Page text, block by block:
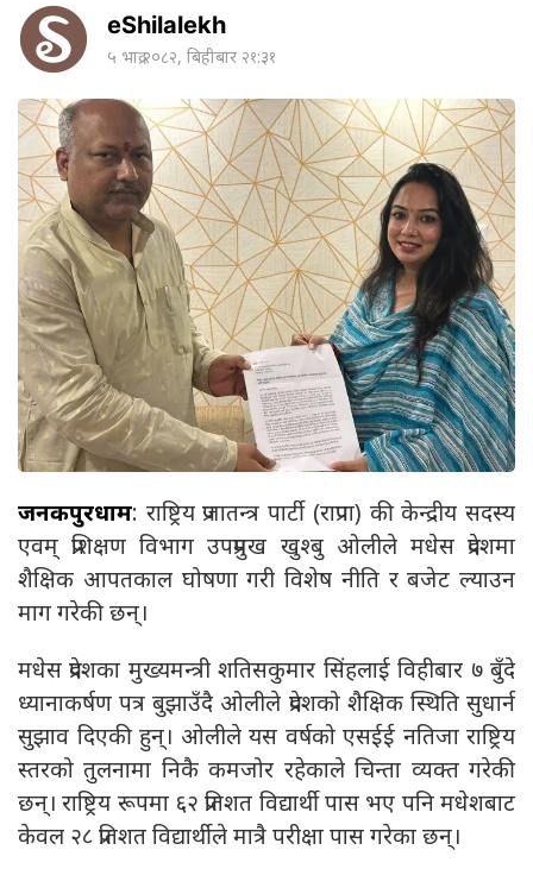
eShilalekh
५ भाद्र २०८२, बिहीबार २१:३१
जनकपुरधाम: राष्ट्रिय प्रजातन्त्र पार्टी (राप्रपा) की केन्द्रीय सदस्य
एवम् प्रशिक्षण विभाग उपप्रमुख खुश्बु ओलीले मधेस प्रदेशमा
शैक्षिक आपतकाल घोषणा गरी विशेष नीति र बजेट ल्याउन
माग गरेकी छन्।
मधेस प्रदेशका मुख्यमन्त्री शतिसकुमार सिंहलाई विहीबार ७ बुँदे
ध्यानाकर्षण पत्र बुझाउँदै ओलीले प्रदेशको शैक्षिक स्थिति सुधार्न
सुझाव दिएकी हुन्। ओलीले यस वर्षको एसईई नतिजा राष्ट्रिय
स्तरको तुलनामा निकै कमजोर रहेकाले चिन्ता व्यक्त गरेकी
छन्। राष्ट्रिय रूपमा ६२ प्रतिशत विद्यार्थी पास भए पनि मधेशबाट
केवल २८ प्रतिशत विद्यार्थीले मात्रै परीक्षा पास गरेका छन्।